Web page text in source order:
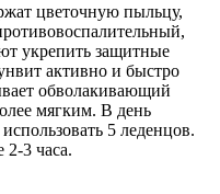
цветочную пыльцу,
укрепить защитные
активно и быстро
обволакивающий
мягким. В день
5 леденцов.
2-3 часа.